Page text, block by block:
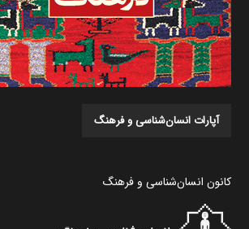
آپارات انسان‌شناسی و فرهنگ
کانون انسان‌شناسی و فرهنگ